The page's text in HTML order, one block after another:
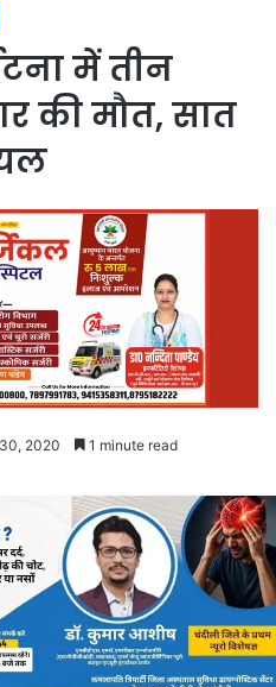
में तीन
की मौत, सात
2020 1 minute read